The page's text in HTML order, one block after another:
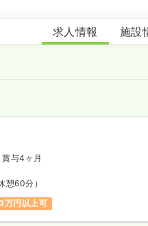
上福
求人情報 施設
賞与4ヶ月
憩60分）
万円以上可